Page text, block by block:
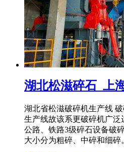
湖北松滋碎石_上
湖北省松滋破碎机生产线
生产线故该系更破碎机广泛
公路、铁路3级碎石设备破
大小分为粗碎、中碎和细碎